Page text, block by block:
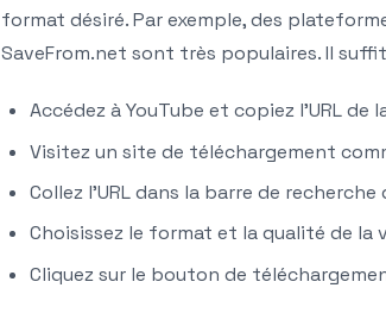
format désiré. Par exemple, des
SaveFrom.net sont très populaires. Il
Accédez à YouTube et copiez l’URL de
Visitez un site de téléchargement
Collez l’URL dans la barre de recherche
Choisissez le format et la qualité de la
Cliquez sur le bouton de